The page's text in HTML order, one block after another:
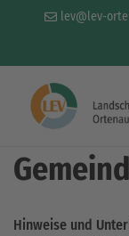
lev@lev-
Beteiligung
Hinweise und